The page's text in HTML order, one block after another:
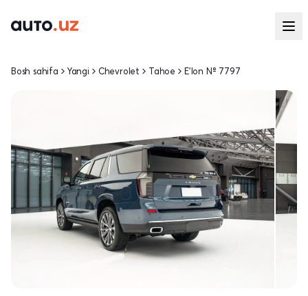
Bosh sahifa Yangi Chevrolet Tahoe E'lon № 7797